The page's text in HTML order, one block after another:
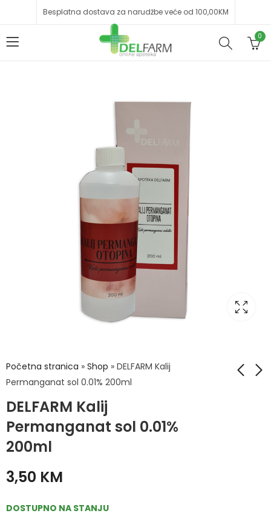
Besplatna dostava za narudžbe veće od 100,00KM
0
Početna stranica » Shop » DELFARM Kalij
Permanganat sol 0.01% 200ml
DELFARM Kalij
Permanganat sol 0.01%
200ml
20tbl
3,50 KM
DOSTUPNO NA STANJU